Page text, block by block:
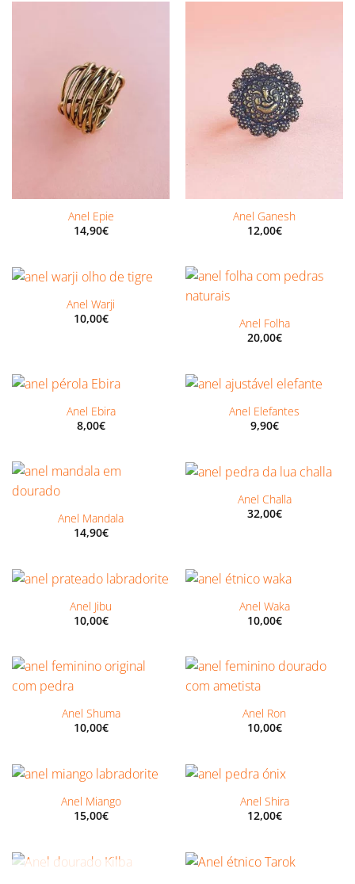
Anel Epie
14,90€
Anel Ganesh
12,00€
Anel Warji
10,00€
Anel Folha
20,00€
Anel Ebira
8,00€
Anel Elefantes
9,90€
Anel Mandala
14,90€
Anel Challa
32,00€
Anel Jibu
10,00€
Anel Waka
10,00€
Anel Shuma
10,00€
Anel Ron
10,00€
Anel Miango
15,00€
Anel Shira
12,00€